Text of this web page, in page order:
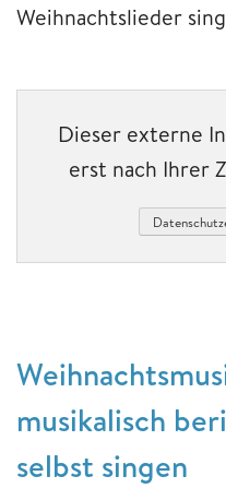
Weihnachtslieder
Dieser externe
erst nach Ihrer
musikalisch
selbst singen